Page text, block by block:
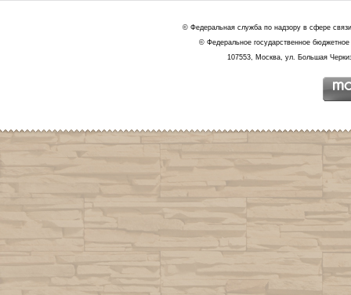
© Федеральная служба по надзору в сфере
© Федеральное государственное
107553, Москва, ул. Большая